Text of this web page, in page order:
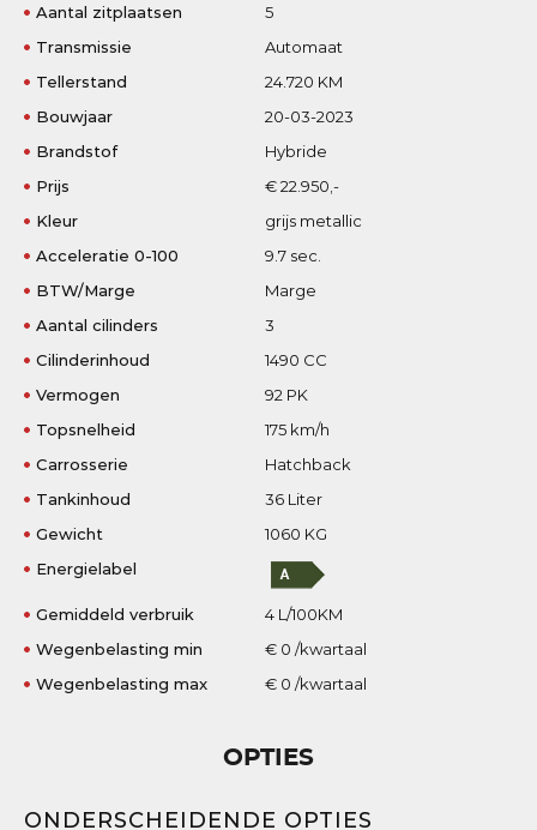
Aantal zitplaatsen
5
Transmissie
Automaat
Tellerstand
24.720 KM
Bouwjaar
20-03-2023
Brandstof
Hybride
Prijs
€ 22.950,-
Kleur
grijs metallic
Acceleratie 0-100
9.7 sec.
BTW/Marge
Marge
Aantal cilinders
3
Cilinderinhoud
1490 CC
Vermogen
92 PK
Topsnelheid
175 km/h
Carrosserie
Hatchback
Tankinhoud
36 Liter
Gewicht
1060 KG
Energielabel
Gemiddeld verbruik
4 L/100KM
Wegenbelasting min
€ 0 /kwartaal
Wegenbelasting max
€ 0 /kwartaal
OPTIES
ONDERSCHEIDENDE OPTIES